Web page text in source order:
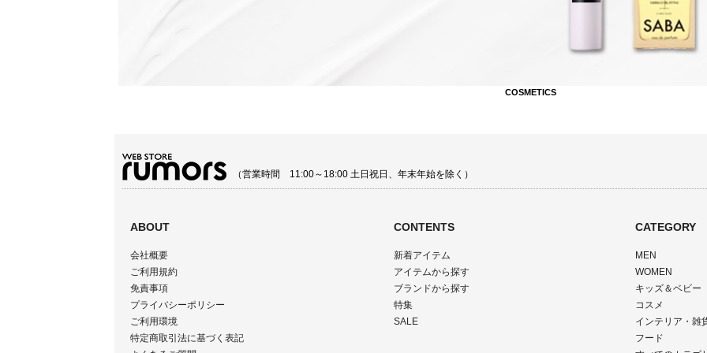
COSMETICS
（営業時間 11:00～18:00 土日祝日、年末年始を除く）
ABOUT
会社概要
ご利用規約
免責事項
プライバシーポリシー
ご利用環境
特定商取引法に基づく表記
CONTENTS
新着アイテム
アイテムから探す
ブランドから探す
特集
SALE
CATEGORY
MEN
WOMEN
キッズ＆ベビー
コスメ
インテリア・雑
フード